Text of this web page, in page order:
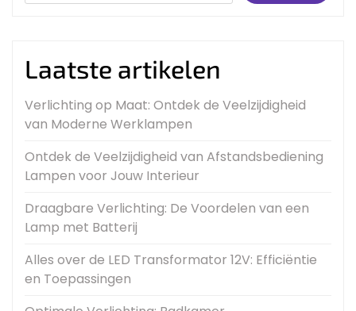
Laatste artikelen
Verlichting op Maat: Ontdek de Veelzijdigheid
van Moderne Werklampen
Ontdek de Veelzijdigheid van Afstandsbediening
Lampen voor Jouw Interieur
Draagbare Verlichting: De Voordelen van een
Lamp met Batterij
Alles over de LED Transformator 12V: Efficiëntie
en Toepassingen